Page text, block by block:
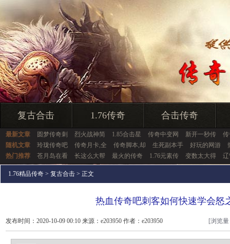
复古合击 1.76传奇 合击传奇
最新文章 圆梦传奇刺 烈火战神简 1.85合击星 传奇中变网 新开一秒传
随机文章
玲珑传奇吧 传奇月卡,全 传奇脚本,却 生死副本手 好玩的网游
热门推荐
苍月岛在看 长这么大帮 最火的传奇 1.76元素传 变数太大得
1.76精品传奇 > 复古合击 > 正文
热血传奇吧刺客如何快速学会怒
发布时间：2020-10-09 00:10 来源：e203950 作者：e203950 [浏览